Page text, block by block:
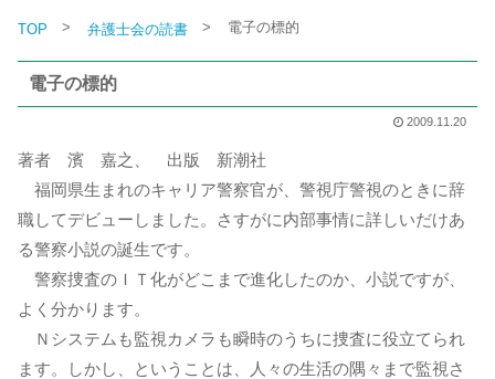
TOP > 弁護士会の読書 > 電子の標的
電子の標的
2009.11.20
著者 濱 嘉之、 出版 新潮社
福岡県生まれのキャリア警察官が、警視庁警視のときに辞
職してデビューしました。さすがに内部事情に詳しいだけあ
る警察小説の誕生です。
警察捜査のＩＴ化がどこまで進化したのか、小説ですが、
よく分かります。
Ｎシステムも監視カメラも瞬時のうちに捜査に役立てられ
ます。しかし、ということは、人々の生活の隅々まで監視さ